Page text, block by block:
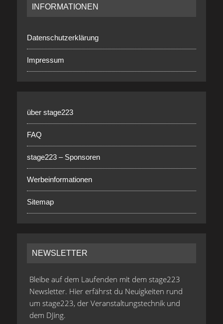
INFORMATIONEN
Datenschutzerklärung
Impressum
über stage223
FAQ
stage223 – Sponsoren
Werbeinformationen
Sitemap
NEWSLETTER
Bleibe auf dem Laufenden mit dem stage223
Newsletter. Hier erfährst du Neuigkeiten rund
um stage223, der Veranstaltungstechnik und
dem DJing.